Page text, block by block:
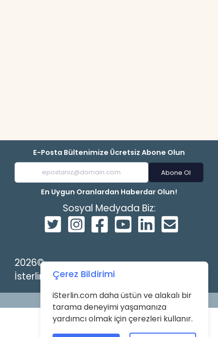
E-Posta Bültenimize Ücretsiz Abone Olun
Abone Ol
En Uygun Oranlardan Haberdar Olun!
Sosyal Medyada Biz:
2026©
İsterlin
Powered by
Çerez Bildirimi
iSterlin.com daha üstün ve alakalı bir
tarama deneyimi yaşamanıza
yardımcı olmak için çerezleri kullanır.